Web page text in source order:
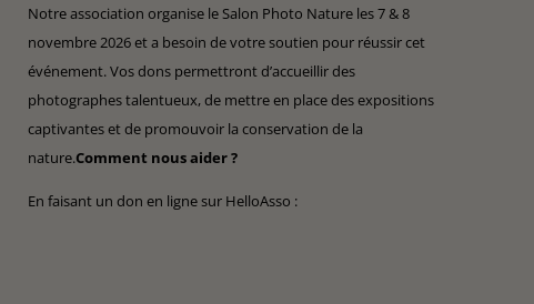
Notre association organise le Salon Photo Nature les 7 & 8
novembre 2026 et a besoin de votre soutien pour réussir cet
événement. Vos dons permettront d’accueillir des
photographes talentueux, de mettre en place des expositions
captivantes et de promouvoir la conservation de la
nature.Comment nous aider ?
En faisant un don en ligne sur HelloAsso :